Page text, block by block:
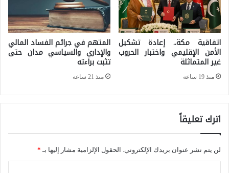
ي
:
ا
ل
ن
ف
اتفاقية مكة.. إعادة تشكيل
الأمن الإقليمي واختبار الحروب
غير المتماثلة
منذ 19 ساعة
المتهم في جرائم الفساد المالي
والإداري والسياسي مدان حتى
تثبت براءته
منذ 21 ساعة
اترك تعليقاً
لن يتم نشر عنوان بريدك الإلكتروني. الحقول الإلزامية مشار إليها بـ *